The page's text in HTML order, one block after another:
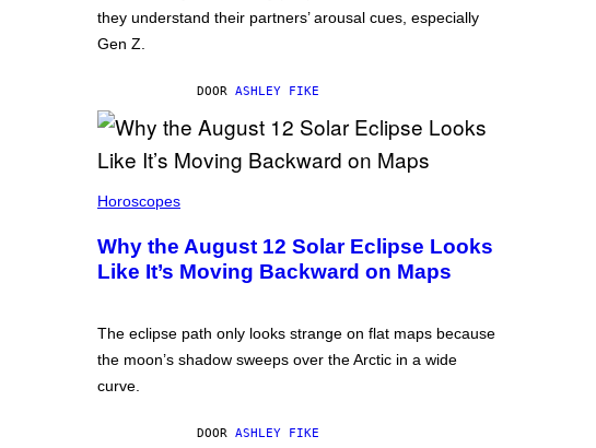
they understand their partners’ arousal cues, especially
Gen Z.
DOOR ASHLEY FIKE
Horoscopes
Why the August 12 Solar Eclipse Looks
Like It’s Moving Backward on Maps
The eclipse path only looks strange on flat maps because
the moon’s shadow sweeps over the Arctic in a wide
curve.
DOOR ASHLEY FIKE